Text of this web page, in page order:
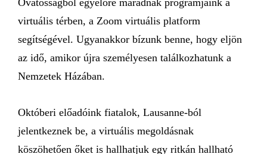
virtuális térben, a Zoom virtuális platform
segítségével. Ugyanakkor bízunk benne, hogy eljön
az idő, amikor újra személyesen találkozhatunk a
Nemzetek Házában.
Októberi előadóink fiatalok, Lausanne-ból
jelentkeznek be, a virtuális megoldásnak
köszöhetően őket is hallhatjuk egy ritkán hallható